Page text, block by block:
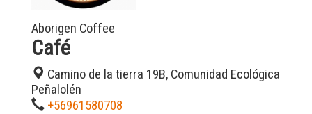
Aborigen Coffee
Café
Camino de la tierra 19B, Comunidad Ecológica
Peñalolén
+56961580708